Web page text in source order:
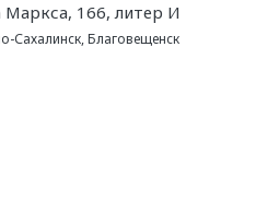
Маркса, 166, литер И
Сахалинск,Благовещенск